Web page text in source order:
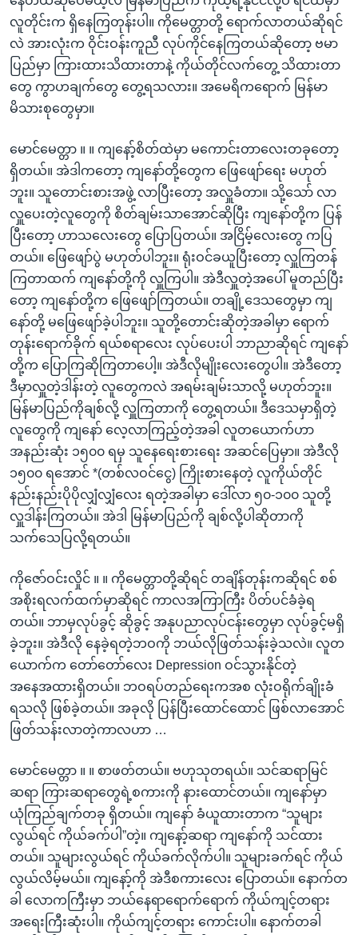
လူတိုင်းက ရှိနေကြတုန်းပါ။ ကိုမေတ္တာတို့ ရောက်လာတယ်ဆိုရင်
လဲ အားလုံးက ဝိုင်းဝန်းကူညီ လုပ်ကိုင်နေကြတယ်ဆိုတော့ ဗမာ
ပြည်မှာ ကြားထားသိထားတာနဲ့ ကိုယ်တိုင်လက်တွေ့ သိထားတာ
တွေ ကွာဟချက်တွေ တွေ့ရသလား။ အမေရိကရောက် မြန်မာ
မိသားစုတွေမှာ။
မောင်မေတ္တာ ။ ။ ကျနော့်စိတ်ထဲမှာ မကောင်းတာလေးတခုတော့
ရှိတယ်။ အဲဒါကတော့ ကျနော်တို့တွေက ဖြေဖျော်ရေး မဟုတ်
ဘူး။ သူတောင်းစားအဖွဲ့ လာပြီးတော့ အလှူခံတာ။ သို့သော် လာ
လှူပေးတဲ့လူတွေကို စိတ်ချမ်းသာအောင်ဆိုပြီး ကျနော်တို့က ပြန်
ပြီးတော့ ဟာသလေးတွေ ပြောပြတယ်။ အငြိမ့်လေးတွေ ကပြ
တယ်။ ဖြေဖျော်ပွဲ မဟုတ်ပါဘူး။ ရုံးဝင်ခယူပြီးတော့ လှူကြတန်
ကြတာထက် ကျနော်တို့ကို လှူကြပါ။ အဲဒီလှူတဲ့အပေါ် မူတည်ပြီး
တော့ ကျနော်တို့က ဖြေဖျော်ကြတယ်။ တချို့ဒေသတွေမှာ ကျ
နော်တို့ မဖြေဖျော်ခဲ့ပါဘူး။ သူတို့တောင်းဆိုတဲ့အခါမှာ ရောက်
တုန်းရောက်ခိုက် ရယ်စရာလေး လုပ်ပေးပါ ဘာညာဆိုရင် ကျနော်
တို့က ပြောကြဆိုကြတာပေါ့။ အဲဒီလိုမျိုးလေးတွေပါ။ အဲဒီတော့
ဒီမှာလှူတဲ့ဒါန်းတဲ့ လူတွေကလဲ အရမ်းချမ်းသာလို့ မဟုတ်ဘူး။
မြန်မာပြည်ကိုချစ်လို့ လှူကြတာကို တွေ့ရတယ်။ ဒီဒေသမှာရှိတဲ့
လူတွေကို ကျနော် လေ့လာကြည့်တဲ့အခါ လူတယောက်ဟာ
အနည်းဆုံး ၁၅၀၀ ရမှ သူနေရေးစားရေး အဆင်ပြေမှာ။ အဲဒီလို
၁၅၀၀ ရအောင် *(တစ်လဝင်ငွေ) ကြိုးစားနေတဲ့ လူကိုယ်တိုင်
နည်းနည်းပိုပိုလျှံလျှံလေး ရတဲ့အခါမှာ ဒေါ်လာ ၅၀-၁၀၀ သူတို့
လှူဒါန်းကြတယ်။ အဲဒါ မြန်မာပြည်ကို ချစ်လို့ပါဆိုတာကို
သက်သေပြလို့ရတယ်။
ကိုဇော်ဝင်းလှိုင် ။ ။ ကိုမေတ္တာတို့ဆိုရင် တချိန်တုန်းကဆိုရင် စစ်
အစိုးရလက်ထက်မှာဆိုရင် ကာလအကြာကြီး ပိတ်ပင်ခံခဲ့ရ
တယ်။ ဘာမှလုပ်ခွင့် ဆိုခွင့် အနုပညာလုပ်ငန်းတွေမှာ လုပ်ခွင့်မရှိ
ခဲ့ဘူး။ အဲဒီလို နေခဲ့ရတဲ့ဘဝကို ဘယ်လိုဖြတ်သန်းခဲ့သလဲ။ လူတ
ယောက်က တော်တော်လေး Depression ဝင်သွားနိုင်တဲ့
အနေအထားရှိတယ်။ ဘဝရပ်တည်ရေးကအစ လုံးဝရိုက်ချိုးခံ
ရသလို ဖြစ်ခဲ့တယ်။ အခုလို ပြန်ပြီးထောင်ထောင် ဖြစ်လာအောင်
ဖြတ်သန်းလာတဲ့ကာလဟာ …
မောင်မေတ္တာ ။ ။ စာဖတ်တယ်။ ဗဟုသုတရယ်။ သင်ဆရာမြင်
ဆရာ ကြားဆရာတွေရဲ့စကားကို နားထောင်တယ်။ ကျနော်မှာ
ယုံကြည်ချက်တခု ရှိတယ်။ ကျနော် ခံယူထားတာက “သူများ
လွယ်ရင် ကိုယ်ခက်ပါ”တဲ့။ ကျနော့်ဆရာ ကျနော်ကို သင်ထား
တယ်။ သူများလွယ်ရင် ကိုယ်ခက်လိုက်ပါ။ သူများခက်ရင် ကိုယ်
လွယ်လိမ့်မယ်။ ကျနော့်ကို အဲဒီစကားလေး ပြောတယ်။ နောက်တ
ခါ လောကကြီးမှာ ဘယ်နေရာရောက်ရောက် ကိုယ်ကျင့်တရား
အရေးကြီးဆုံးပါ။ ကိုယ်ကျင့်တရား ကောင်းပါ။ နောက်တခါ